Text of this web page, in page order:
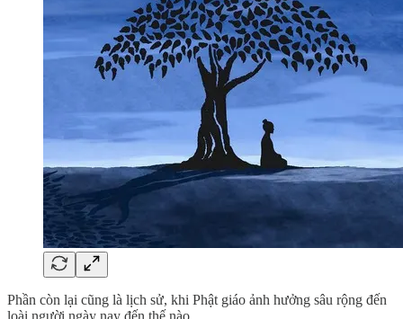
Phần còn lại cũng là lịch sử, khi Phật giáo ảnh hưởng sâu rộng đến